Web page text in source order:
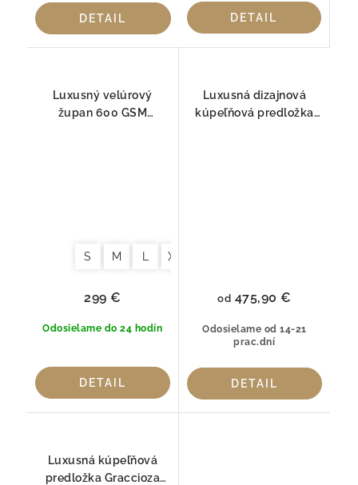
DETAIL DETAIL
Luxusný velúrový
župan 600 GSM
S M L XL
Odosielame do 24 hodín
299 €
DETAIL
Luxusná dizajnová
kúpeľňová predložka
Odosielame od 14-21
prac.dní
od 475,90 €
DETAIL
Luxusná kúpeľňová
predložka Graccioza